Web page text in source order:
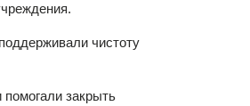
чистоту
закрыть